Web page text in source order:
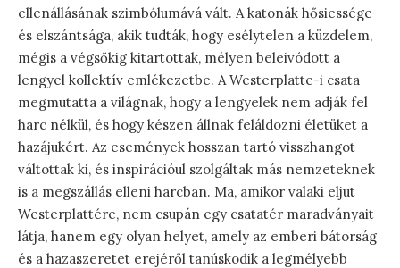
ellenállásának szimbólumává vált. A katonák hősiessége
és elszántsága, akik tudták, hogy esélytelen a küzdelem,
mégis a végsőkig kitartottak, mélyen beleivódott a
lengyel kollektív emlékezetbe. A Westerplatte-i csata
megmutatta a világnak, hogy a lengyelek nem adják fel
harc nélkül, és hogy készen állnak feláldozni életüket a
hazájukért. Az események hosszan tartó visszhangot
váltottak ki, és inspirációul szolgáltak más nemzeteknek
is a megszállás elleni harcban. Ma, amikor valaki eljut
Westerplattére, nem csupán egy csatatér maradványait
látja, hanem egy olyan helyet, amely az emberi bátorság
és a hazaszeretet erejéről tanúskodik a legmélyebb